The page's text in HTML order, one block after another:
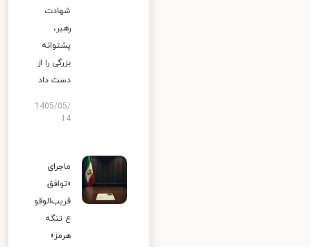
شهادت
رهبر،
پشتوانه
بزرگی را از
دست داد
1405/05/
14
ماجرای
«توافق
قریب‌الوقو
ع تنگه
هرمز»